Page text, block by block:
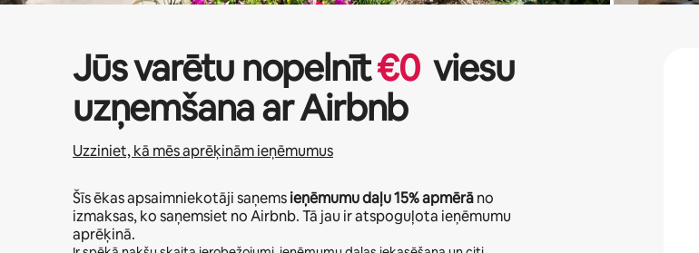
Jūs varētu nopelnīt€0 viesu
uzņemšana ar Airbnb
Uzziniet, kā mēs aprēķinām ieņēmumus
Šīs ēkas apsaimniekotāji saņemsieņēmumu daļu15%apmērāno
izmaksas, ko saņemsiet no Airbnb. Tā jau ir atspoguļota ieņēmumu
aprēķinā.